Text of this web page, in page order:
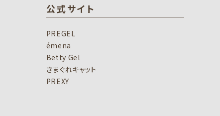
公式サイト
PREGEL
émena
Betty Gel
きまぐれキャット
PREXY